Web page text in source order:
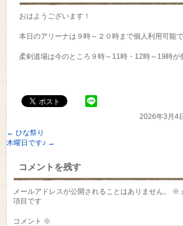
おはようございます！
本日のアリーナは９時～２０時まで個人利用可能
柔剣道場は今のところ９時～11時・12時～19時が
2026年3月4
← ひな祭り
木曜日です♪ →
コメントを残す
メールアドレスが公開されることはありません。 ※
項目です
コメント ※